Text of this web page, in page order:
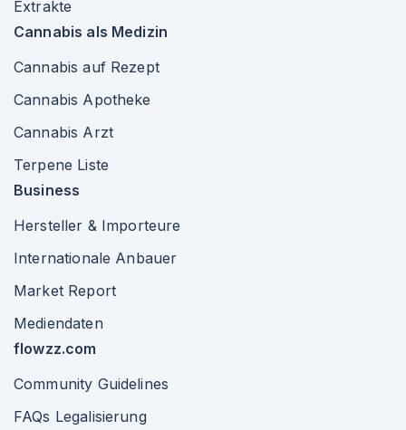
Extrakte
Cannabis als Medizin
Cannabis auf Rezept
Cannabis Apotheke
Cannabis Arzt
Terpene Liste
Business
Hersteller & Importeure
Internationale Anbauer
Market Report
Mediendaten
flowzz.com
Community Guidelines
FAQs Legalisierung